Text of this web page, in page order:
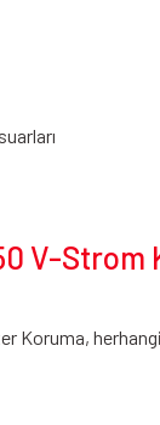
V-Strom
Koruma,